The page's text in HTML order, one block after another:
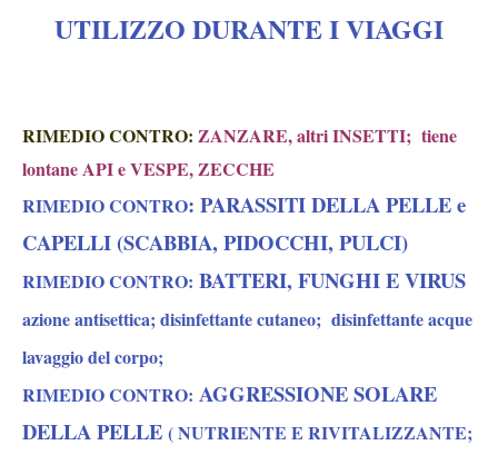
UTILIZZO DURANTE I VIAGGI
RIMEDIO CONTRO: ZANZARE, altriINSETTI; tiene
lontaneAPI e VESPE, ZECCHE
RIMEDIO CONTRO: PARASSITI DELLA PELLE e
CAPELLI (SCABBIA, PIDOCCHI, PULCI)
RIMEDIO CONTRO: BATTERI, FUNGHI E VIRUS
azione antisettica; disinfettante cutaneo; disinfettante acque
lavaggio del corpo;
RIMEDIO CONTRO: AGGRESSIONE SOLARE
DELLA PELLE ( NUTRIENTE E RIVITALIZZANTE;